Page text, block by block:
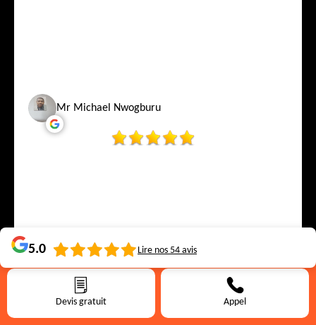
Devis gratuit Appel
Mr Michael Nwogburu
Virginie W
5.0 Lire nos 54 avis